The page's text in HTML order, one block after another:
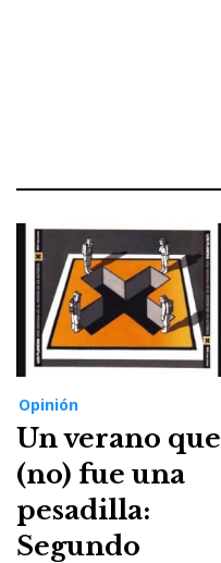
Opinión
Un verano que
(no) fue una
pesadilla:
Segundo